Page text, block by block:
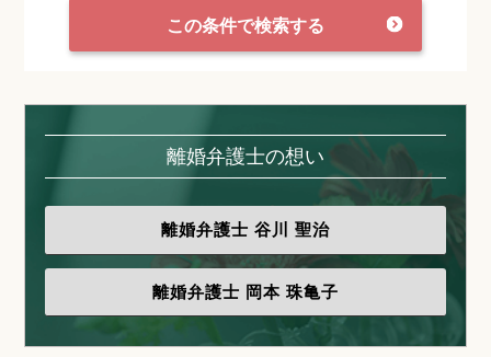
この条件で検索する
離婚弁護士の想い
離婚弁護士 谷川 聖治
離婚弁護士 岡本 珠亀子